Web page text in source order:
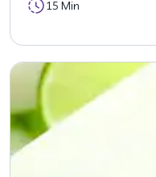
15 Min